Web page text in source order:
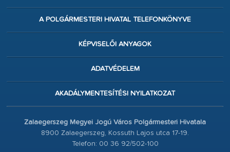
A POLGÁRMESTERI HIVATAL TELEFONKÖNYVE
KÉPVISELŐI ANYAGOK
ADATVÉDELEM
AKADÁLYMENTESÍTÉSI NYILATKOZAT
Zalaegerszeg Megyei Jogú Város Polgármesteri Hivatala
8900 Zalaegerszeg, Kossuth Lajos utca 17-19.
Telefon: 00 36 92/502-100